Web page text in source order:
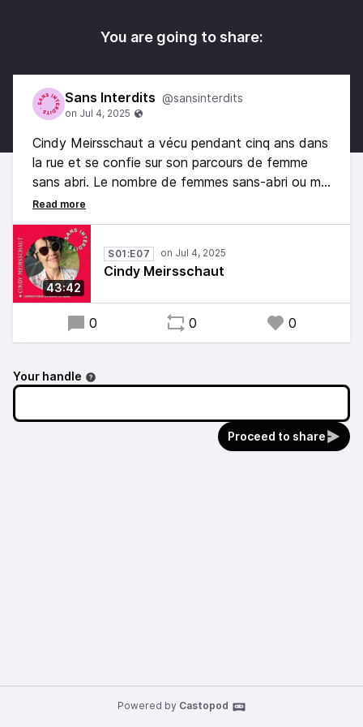
You are going to share:
Sans Interdits @sansinterdits
Cindy Meirsschaut a vécu pendant cinq ans dans
la rue et se confie sur son parcours de femme
sans abri. Le nombre de femmes sans-abri ou mal
logées reste largement sous-évalué, et l’offre de
services ne leur est pas adaptée, bien qu’elles
subissent davantage de violences, notamment
liées au genre.
43:42
S01:E07
Cindy Meirsschaut
0 0 0
Your handle
Proceed to share
Powered by Castopod